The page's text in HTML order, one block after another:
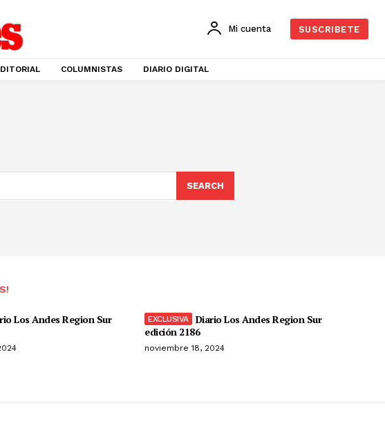
Mi cuenta SUSCRIBETE
COLUMNISTAS DIARIO DIGITAL
SEARCH
Los Andes Region Sur
Diario Los Andes Region Sur
edición 2186
noviembre 18, 2024